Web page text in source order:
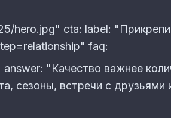
hero.jpg" cta: label:
faq:
"Качество важнее
сезоны, встречи с друзьями